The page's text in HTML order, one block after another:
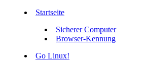
Startseite
Sicherer Computer
Browser-Kennung
Go Linux!